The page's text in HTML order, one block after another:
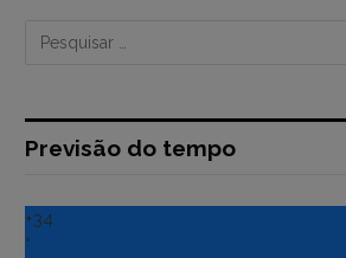
Previsão do tempo
+34
°